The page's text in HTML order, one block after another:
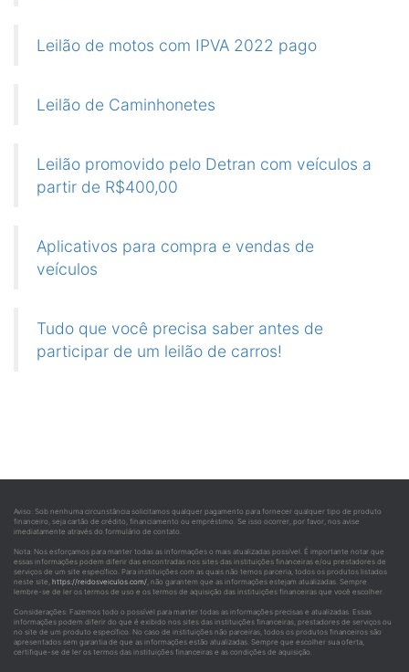
Leilão de motos com IPVA 2022 pago
Leilão de Caminhonetes
Leilão promovido pelo Detran com veículos a
partir de R$400,00
Aplicativos para compra e vendas de
veículos
Tudo que você precisa saber antes de
participar de um leilão de carros!
Aviso: Sob nenhuma circunstância solicitamos qualquer pagamento para fornecer qualquer tipo de produto
financeiro, seja cartão de crédito, financiamento ou empréstimo. Se isso ocorrer, por favor, nos avise
imediatamente através do formulário de contato.
Nota: Nos esforçamos para manter todas as informações o mais atualizadas possível. É importante notar que
essas informações podem diferir das encontradas nos sites das instituições financeiras e/ou prestadores de
serviços de um site específico. Para instituições com as quais não temos parceria, todos os produtos listados
neste site, https://reidosveiculos.com/, não garantem que as informações estejam atualizadas. Sempre
lembre-se de ler os termos de uso e os termos de aquisição das instituições financeiras que você escolher.
Considerações: Fazemos todo o possível para manter todas as informações precisas e atualizadas. Essas
informações podem diferir do que é exibido nos sites das instituições financeiras, prestadores de serviços ou
no site de um produto específico. No caso de instituições não parceiras, todos os produtos financeiros são
apresentados sem garantia de que as informações estão atualizadas. Sempre que escolher sua oferta,
certifique-se de ler os termos das instituições financeiras e as condições de aquisição.